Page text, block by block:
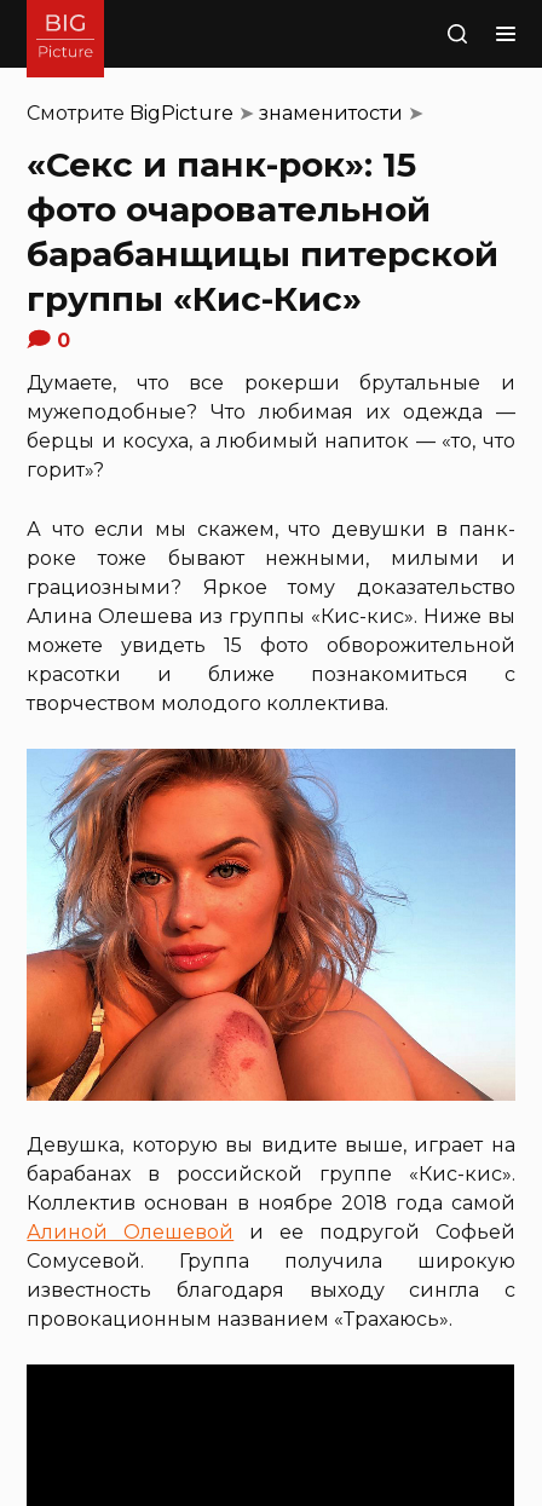
Поиск
Смотрите BigPicture ➤знаменитости ➤
«Секс и панк-рок»: 15
фото очаровательной
барабанщицы питерской
группы «Кис-Кис»
0
Думаете, что все рокерши брутальные и
мужеподобные? Что любимая их одежда —
берцы и косуха, а любимый напиток — «то, что
горит»?
А что если мы скажем, что девушки в панк-
роке тоже бывают нежными, милыми и
грациозными? Яркое тому доказательство
Алина Олешева из группы «Кис-кис». Ниже вы
можете увидеть 15 фото обворожительной
красотки и ближе познакомиться с
творчеством молодого коллектива.
Девушка, которую вы видите выше, играет на
барабанах в российской группе «Кис-кис».
Коллектив основан в ноябре 2018 года самой
Алиной Олешевой
и ее подругой Софьей
Сомусевой. Группа получила широкую
известность благодаря выходу сингла с
провокационным названием «Трахаюсь».